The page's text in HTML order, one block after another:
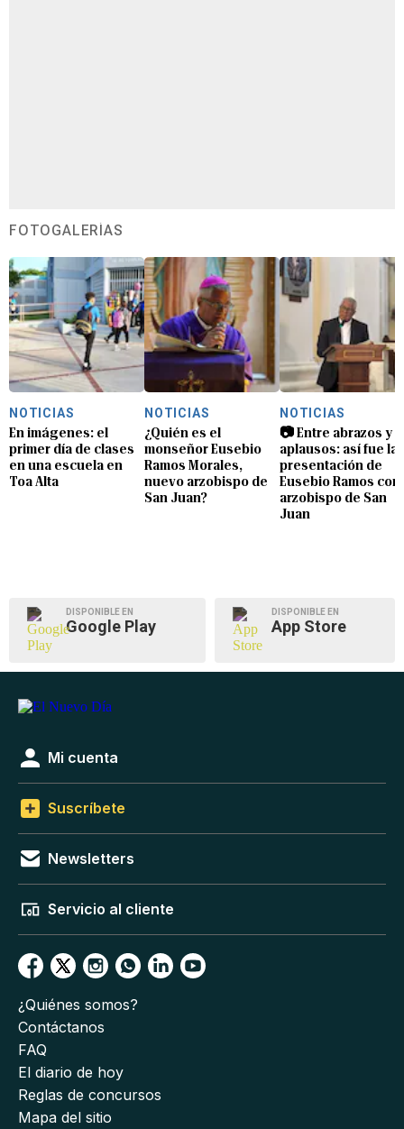
FOTOGALERÍAS
NOTICIAS
En imágenes: el
primer día de clases
en una escuela en
Toa Alta
NOTICIAS
¿Quién es el
monseñor Eusebio
Ramos Morales,
nuevo arzobispo de
San Juan?
NOTICIAS
📷 Entre abrazos y
aplausos: así fue la
presentación de
Eusebio Ramos
arzobispo de San
Juan
DISPONIBLE EN
Google Play
DISPONIBLE EN
App Store
Mi cuenta
Suscríbete
Newsletters
Servicio al cliente
¿Quiénes somos?
Contáctanos
FAQ
El diario de hoy
Reglas de concursos
Mapa del sitio